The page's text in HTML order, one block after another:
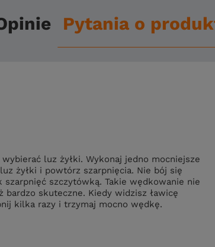
Pytania o
luz żyłki. Wykonaj jedno mocniejsze
żyłki i powtórz szarpnięcia. Nie bój się
szczytówką. Takie wędkowanie nie
skuteczne. Kiedy widzisz ławicę
kilka razy i trzymaj mocno wędkę.